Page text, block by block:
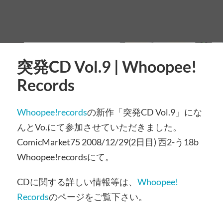
突発CD Vol.9 | Whoopee!
Records
Whoopee!recordsの新作「突発CD Vol.9」にな
んとVo.にて参加させていただきました。
ComicMarket75 2008/12/29(2日目) 西2-う18b
Whoopee!recordsにて。
CDに関する詳しい情報等は、 Whoopee!
Recordsのページをご覧下さい。